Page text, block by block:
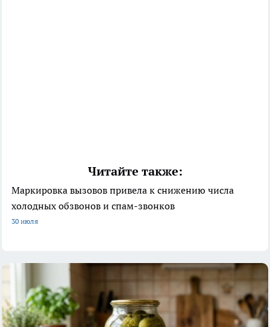
Читайте также:
Маркировка вызовов привела к снижению числа
холодных обзвонов и спам-звонков
30 июля